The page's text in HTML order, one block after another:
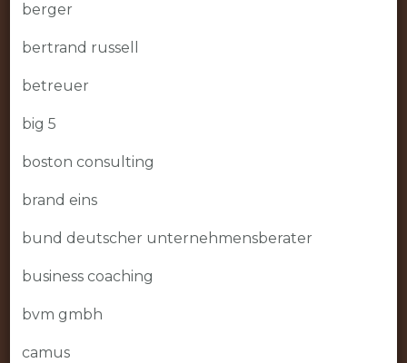
berger
bertrand russell
betreuer
big 5
boston consulting
brand eins
bund deutscher unternehmensberater
business coaching
bvm gmbh
camus